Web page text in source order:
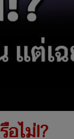
อไม่!?